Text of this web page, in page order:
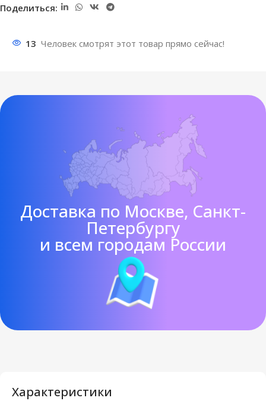
Поделиться:
13 Человек смотрят этот товар прямо сейчас!
Доставка по Москве, Санкт-
Петербургу
и всем городам России
Характеристики